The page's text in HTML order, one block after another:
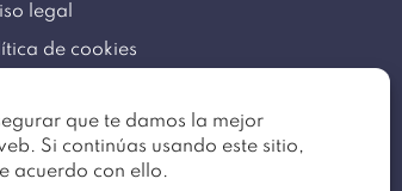
que te damos la mejor
Si continúas usando este sitio,
acuerdo con ello.
legal
de cookies